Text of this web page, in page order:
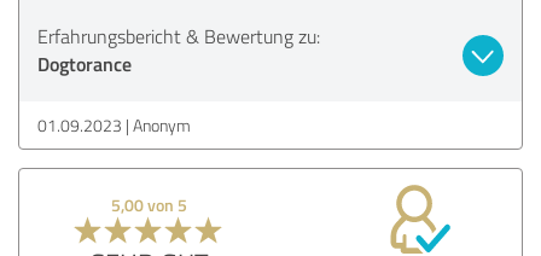
Erfahrungsbericht & Bewertung zu:
Dogtorance
01.09.2023 Anonym
5,00 von 5